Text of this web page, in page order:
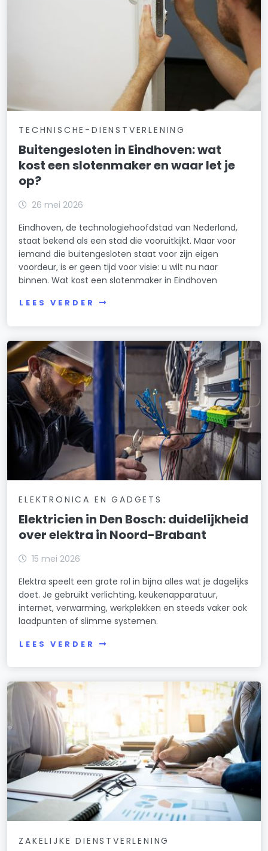
TECHNISCHE-DIENSTVERLENING
Buitengesloten in Eindhoven: wat
kost een slotenmaker en waar let je
op?
26 mei 2026
Eindhoven, de technologiehoofdstad van Nederland,
staat bekend als een stad die vooruitkijkt. Maar voor
iemand die buitengesloten staat voor zijn eigen
voordeur, is er geen tijd voor visie: u wilt nu naar
binnen. Wat kost een slotenmaker in Eindhoven
LEES VERDER
ELEKTRONICA EN GADGETS
Elektricien in Den Bosch: duidelijkheid
over elektra in Noord-Brabant
15 mei 2026
Elektra speelt een grote rol in bijna alles wat je dagelijks
doet. Je gebruikt verlichting, keukenapparatuur,
internet, verwarming, werkplekken en steeds vaker ook
laadpunten of slimme systemen.
LEES VERDER
ZAKELIJKE DIENSTVERLENING